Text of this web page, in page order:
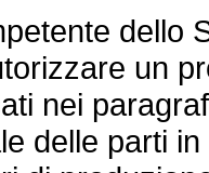
dello
un
nei
delle parti